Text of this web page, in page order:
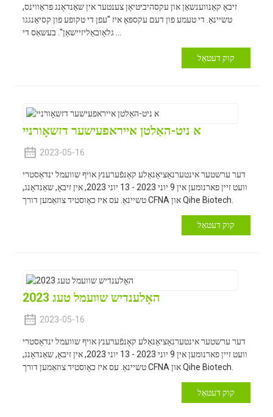
זיבאָ קאַנווענשאַן און עקסהיביטיאָן צענטער אין שאַנדאָנג פּראַווינס,
טשיינאַ. די טעמע פון ​​​​דעם עקספּאָ איז "עפן די טקופע פון ​​קסיאַנגגו
גלאָובאַליזיישאַן". בעשאַס די ...
קוק דעטאַל
א ניט-האַלטן אייראפעישער דזשאָורניי
2023-05-16
דער ערשטער אינטערנאַציאָנאַלע קאָנפֿערענץ אויף שוועמל ינדאַסטרי
וועט זיין פארנומען אין 9 יוני 2023 - 13 יוני 2023, אין זיבאָ, שאַנדאָנג,
טשיינאַ. עס איז כאָוסטיד צוזאַמען דורך CFNA און Qihe Biotech.
קוק דעטאַל
האָלענדיש שוועמל טעג 2023
2023-05-16
דער ערשטער אינטערנאַציאָנאַלע קאָנפֿערענץ אויף שוועמל ינדאַסטרי
וועט זיין פארנומען אין 9 יוני 2023 - 13 יוני 2023, אין זיבאָ, שאַנדאָנג,
טשיינאַ. עס איז כאָוסטיד צוזאַמען דורך CFNA און Qihe Biotech.
קוק דעטאַל